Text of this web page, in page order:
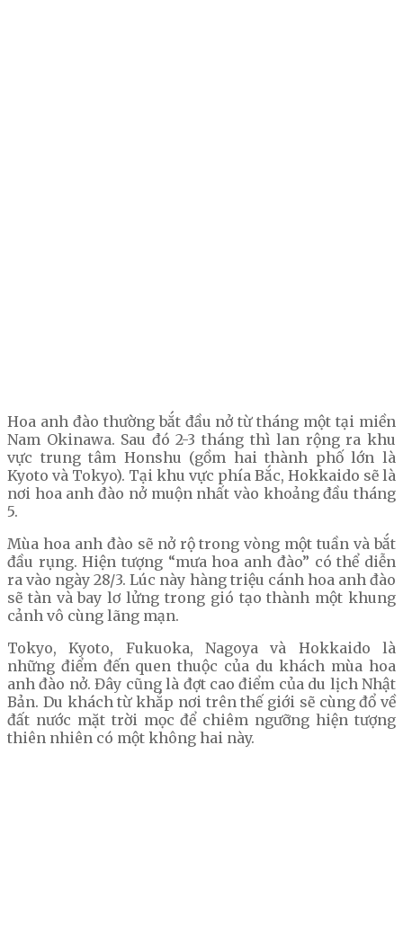
Hoa anh đào thường bắt đầu nở từ tháng một tại miền
Nam Okinawa. Sau đó 2-3 tháng thì lan rộng ra khu
vực trung tâm Honshu (gồm hai thành phố lớn là
Kyoto và Tokyo). Tại khu vực phía Bắc, Hokkaido sẽ là
nơi hoa anh đào nở muộn nhất vào khoảng đầu tháng
5.
Mùa hoa anh đào sẽ nở rộ trong vòng một tuần và bắt
đầu rụng. Hiện tượng “mưa hoa anh đào” có thể diễn
ra vào ngày 28/3. Lúc này hàng triệu cánh hoa anh đào
sẽ tàn và bay lơ lửng trong gió tạo thành một khung
cảnh vô cùng lãng mạn.
Tokyo, Kyoto, Fukuoka, Nagoya và Hokkaido là
những điểm đến quen thuộc của du khách mùa hoa
anh đào nở. Đây cũng là đợt cao điểm của du lịch Nhật
Bản. Du khách từ khắp nơi trên thế giới sẽ cùng đổ về
đất nước mặt trời mọc để chiêm ngưỡng hiện tượng
thiên nhiên có một không hai này.